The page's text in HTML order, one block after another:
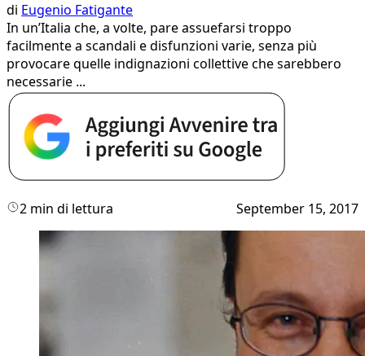
di Eugenio Fatigante
In un’Italia che, a volte, pare assuefarsi troppo
facilmente a scandali e disfunzioni varie, senza più
provocare quelle indignazioni collettive che sarebbero
necessarie ...
2 min di lettura September 15, 2017